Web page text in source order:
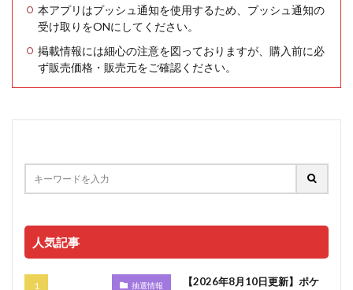
本アプリはプッシュ通知を使用するため、プッシュ通知の
受け取りをONにしてください。
掲載情報には細心の注意を図っておりますが、購入前に必
ず販売価格・販売元をご確認ください。
人気記事
抽選情報
【2026年8月10日更新】ポケ